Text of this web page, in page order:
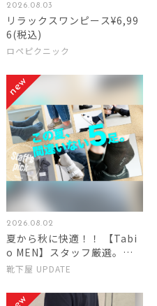
2026.08.03
リラックスワンピース¥6,99
6(税込)
ロペピクニック
2026.08.02
夏から秋に快適！！ 【Tabi
o MEN】スタッフ厳選。こ
の夏間違いない5足。
靴下屋 UPDATE